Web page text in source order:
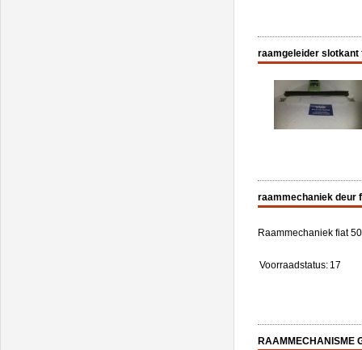
raamgeleider slotkant
raammechaniek deur
Raammechaniek fiat
Voorraadstatus: 17
RAAMMECHANISME